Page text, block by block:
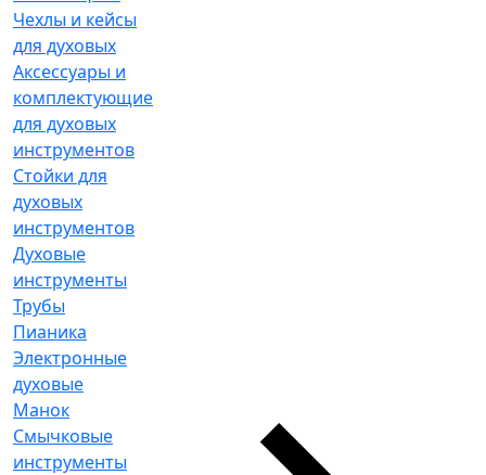
Чехлы и кейсы
для духовых
Аксессуары и
комплектующие
для духовых
инструментов
Стойки для
духовых
инструментов
Духовые
инструменты
Трубы
Пианика
Электронные
духовые
Манок
Смычковые
инструменты